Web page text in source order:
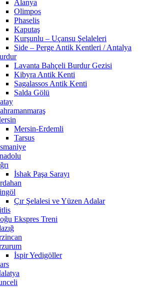
Alanya
Olimpos
Phaselis
Kaputaş
Kurşunlu – Uçansu Şelaleleri
Side – Perge Antik Kentleri / Antalya
Lavanta Bahçeli Burdur Gezisi
Kibyra Antik Kenti
Sagalassos Antik Kenti
Salda Gölü
Mersin-Erdemli
Tarsus
İshak Paşa Sarayı
Çır Şelalesi ve Yüzen Adalar
Ekspres Treni
İspir Yedigöller